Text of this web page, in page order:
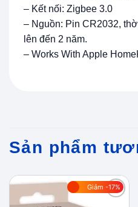
– Kết nối: Zigbee 3.0
– Nguồn: Pin CR2032,
lên đến 2 năm.
– Works With Apple
Sản phẩm
Giảm -17%